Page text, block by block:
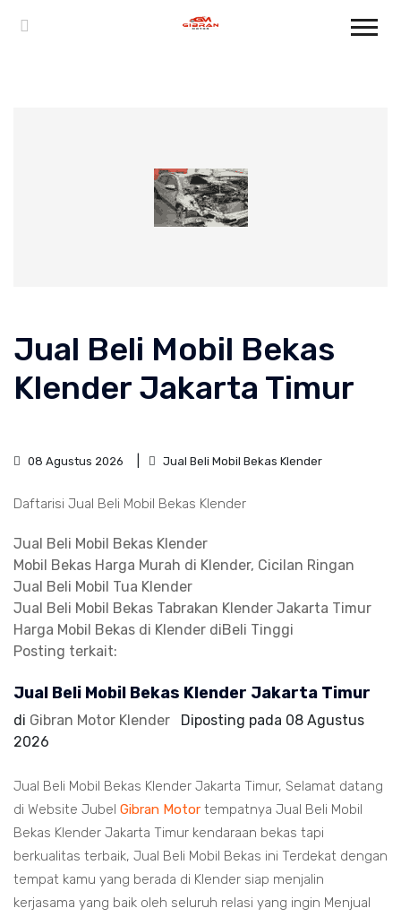
Jual Beli Mobil Bekas
Klender Jakarta Timur
08 Agustus 2026 Jual Beli Mobil Bekas Klender
Daftarisi Jual Beli Mobil Bekas Klender
Jual Beli Mobil Bekas Klender
Mobil Bekas Harga Murah di Klender, Cicilan Ringan
Jual Beli Mobil Tua Klender
Jual Beli Mobil Bekas Tabrakan Klender Jakarta Timur
Harga Mobil Bekas di Klender diBeli Tinggi
Posting terkait:
Jual Beli Mobil Bekas Klender Jakarta Timur
di Gibran Motor Klender Diposting pada 08 Agustus
2026
Jual Beli Mobil Bekas Klender Jakarta Timur, Selamat datang
di Website Jubel Gibran Motor tempatnya Jual Beli Mobil
Bekas Klender Jakarta Timur kendaraan bekas tapi
berkualitas terbaik, Jual Beli Mobil Bekas ini Terdekat dengan
tempat kamu yang berada di Klender siap menjalin
kerjasama yang baik oleh seluruh relasi yang ingin Menjual